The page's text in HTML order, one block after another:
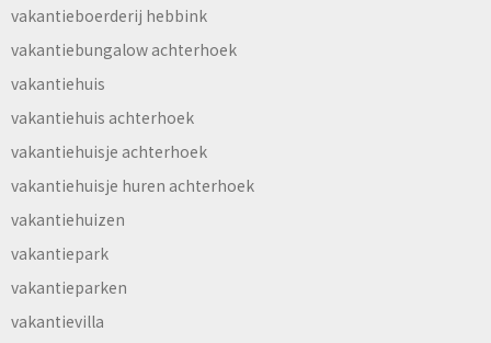
vakantieboerderij hebbink
vakantiebungalow achterhoek
vakantiehuis
vakantiehuis achterhoek
vakantiehuisje achterhoek
vakantiehuisje huren achterhoek
vakantiehuizen
vakantiepark
vakantieparken
vakantievilla